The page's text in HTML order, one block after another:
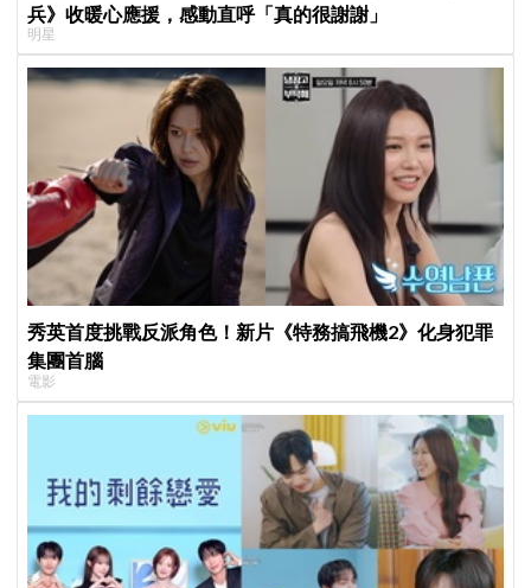
兵》收暖心應援，感動直呼「真的很謝謝」
明星
秀英首度挑戰反派角色！新片《特務搞飛機2》化身犯罪
集團首腦
電影